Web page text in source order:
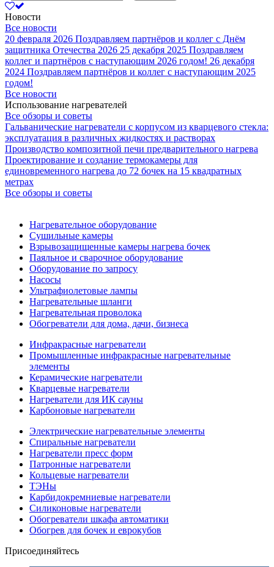
Новости
Все новости
20 февраля 2026 Поздравляем партнёров и коллег с Днём
защитника Отечества 2026 25 декабря 2025 Поздравляем
коллег и партнёров с наступающим 2026 годом! 26 декабря
2024 Поздравляем партнёров и коллег с наступающим 2025
годом!
Все новости
Использование нагревателей
Все обзоры и советы
Гальванические нагреватели с корпусом из кварцевого стекла:
эксплуатация в различных жидкостях и растворах
Производство композитной печи предварительного нагрева
Проектирование и создание термокамеры для
единовременного нагрева до 72 бочек на 15 квадратных
метрах
Все обзоры и советы
Нагревательное оборудование
Сушильные камеры
Взрывозащищенные камеры нагрева бочек
Паяльное и сварочное оборудование
Оборудование по запросу
Насосы
Ультрафиолетовые лампы
Нагревательные шланги
Нагревательная проволока
Обогреватели для дома, дачи, бизнеса
Инфракрасные нагреватели
Промышленные инфракрасные нагревательные
элементы
Керамические нагреватели
Кварцевые нагреватели
Нагреватели для ИК сауны
Карбоновые нагреватели
Электрические нагревательные элементы
Спиральные нагреватели
Нагреватели пресс форм
Патронные нагреватели
Кольцевые нагреватели
ТЭНы
Карбидокремниевые нагреватели
Силиконовые нагреватели
Обогреватели шкафа автоматики
Обогрев для бочек и еврокубов
Присоединяйтесь